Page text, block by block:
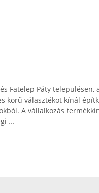
Fatelep Páty településen,
körű választékot kínál
A vállalkozás
...